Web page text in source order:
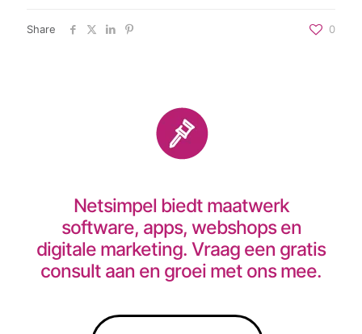
Share 0
Netsimpel biedt maatwerk
software, apps, webshops en
digitale marketing. Vraag een gratis
consult aan en groei met ons mee.